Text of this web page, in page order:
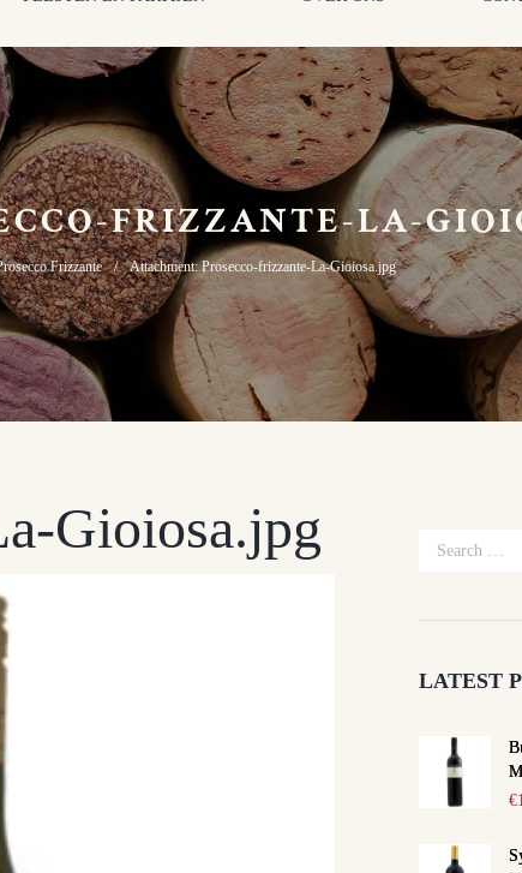
FRIZZANTE-LA-
Frizzante Attachment: Prosecco-frizzante-La-Gioiosa.jpg
Gioiosa.jpg
LATEST
€